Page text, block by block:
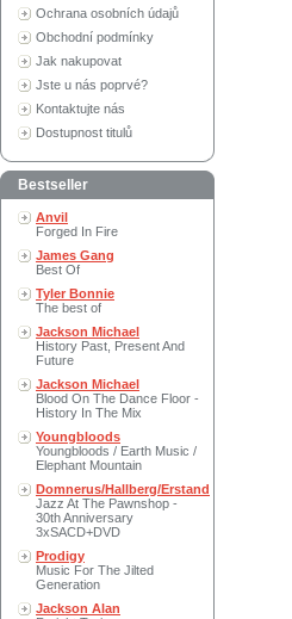
Ochrana osobních údajů
Obchodní podmínky
Jak nakupovat
Jste u nás poprvé?
Kontaktujte nás
Dostupnost titulů
Bestseller
Anvil
Forged In Fire
James Gang
Best Of
Tyler Bonnie
The best of
Jackson Michael
History Past, Present And
Future
Jackson Michael
Blood On The Dance Floor -
History In The Mix
Youngbloods
Youngbloods / Earth Music /
Elephant Mountain
Domnerus/Hallberg/Erstand
Jazz At The Pawnshop -
30th Anniversary
3xSACD+DVD
Prodigy
Music For The Jilted
Generation
Jackson Alan